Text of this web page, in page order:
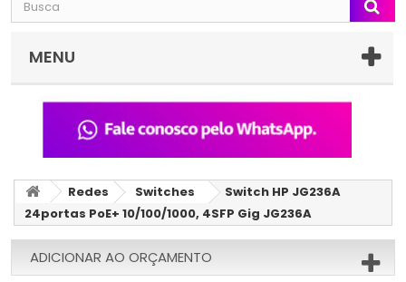
MENU
Redes Switches
Switch HP JG236A
24portas PoE+ 10/100/1000, 4SFP Gig JG236A
ADICIONAR AO ORÇAMENTO